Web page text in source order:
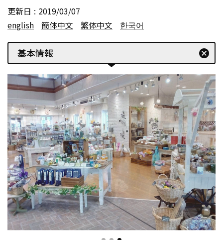
更新日
2019/03/07
english
簡体中文 繁体中文 한국어
基本情報 cancel